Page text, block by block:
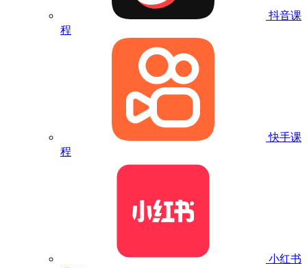
抖音课
程
快手课
程
小红书